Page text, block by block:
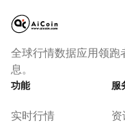
全球行情数据应用领跑
息。
功能
实时行情
服
资